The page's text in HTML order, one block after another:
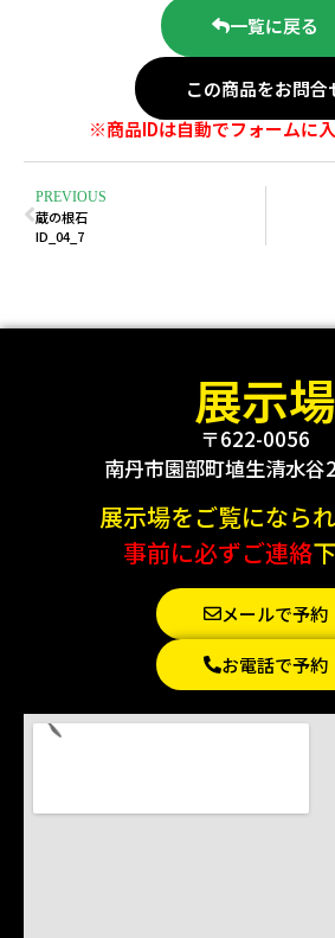
一覧に戻る
この商品をお問合
※商品IDは自動でフォームに入
PREVIOUS
蔵の根石
ID_04_7
展示場
〒622-0056
南丹市園部町埴生清水谷
展示場をご覧になら
事前に必ずご連絡
メールで予約
お電話で予約